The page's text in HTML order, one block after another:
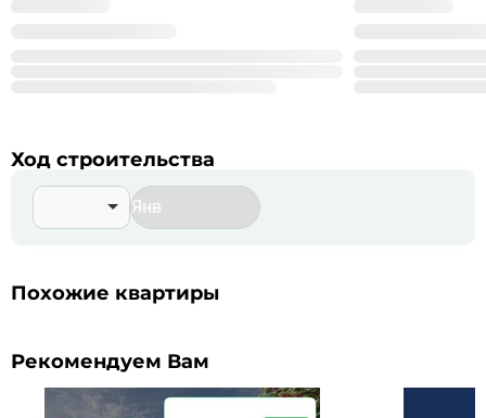
Ход строительства
Похожие квартиры
Рекомендуем Вам